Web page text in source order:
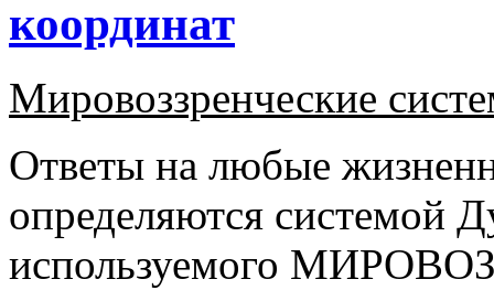
координат
Мировоззренческие
Ответы на любые
определяются системой
используемого